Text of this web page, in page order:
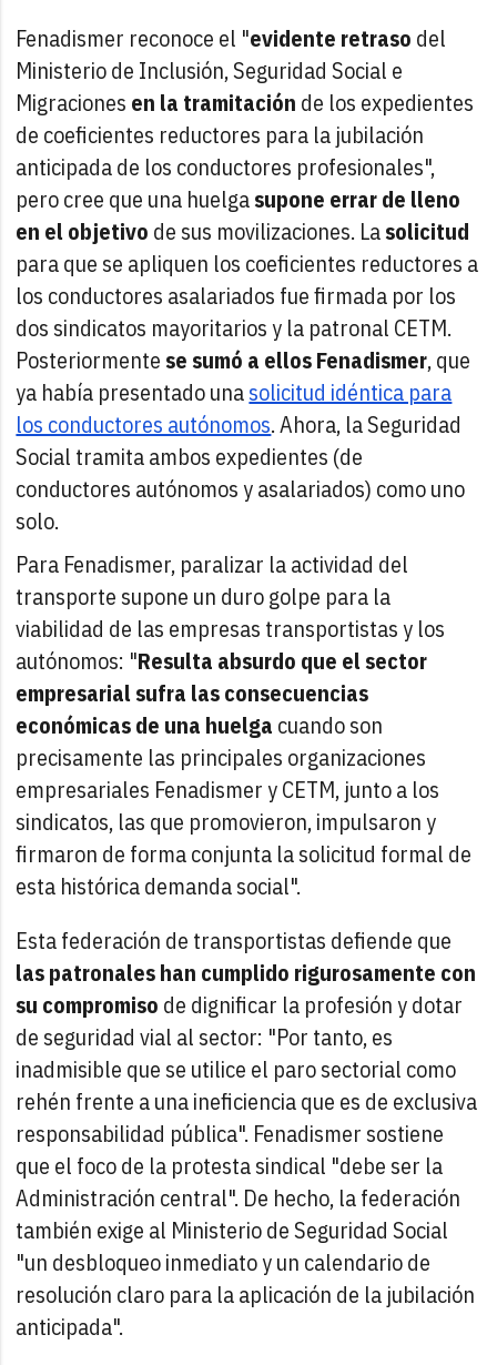
Fenadismer reconoce el "evidente retraso del
Ministerio de Inclusión, Seguridad Social e
Migraciones en la tramitación de los expedientes
de coeficientes reductores para la jubilación
anticipada de los conductores profesionales",
pero cree que una huelgasupone errar de lleno
en el objetivo de sus movilizaciones. Lasolicitud
para que se apliquen los coeficientes reductores a
los conductores asalariados fue firmada por los
dos sindicatos mayoritarios y la patronal CETM.
Posteriormente se sumó a ellos Fenadismer, que
ya había presentado unasolicitud idéntica para
los conductores autónomos. Ahora, la Seguridad
Social tramita ambos expedientes (de
conductores autónomos y asalariados) como uno
solo.
Para Fenadismer, paralizar la actividad del
transporte supone un duro golpe para la
viabilidad de las empresas transportistas y los
autónomos: "Resulta absurdo que el sector
empresarial sufra las consecuencias
económicas de una huelga cuando son
precisamente las principales organizaciones
empresariales Fenadismer y CETM, junto a los
sindicatos, las que promovieron, impulsaron y
firmaron de forma conjunta la solicitud formal de
esta histórica demanda social".
Esta federación de transportistas defiende que
las patronales han cumplido rigurosamente con
su compromiso de dignificar la profesión y dotar
de seguridad vial al sector: "Por tanto, es
inadmisible que se utilice el paro sectorial como
rehén frente a una ineficiencia que es de exclusiva
responsabilidad pública". Fenadismer sostiene
que el foco de la protesta sindical "debe ser la
Administración central". De hecho, la federación
también exige al Ministerio de Seguridad Social
"un desbloqueo inmediato y un calendario de
resolución claro para la aplicación de la jubilación
anticipada".